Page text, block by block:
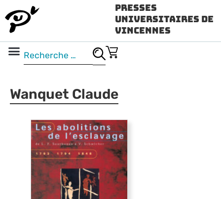
Presses
Universitaires de
Vincennes
Wanquet Claude